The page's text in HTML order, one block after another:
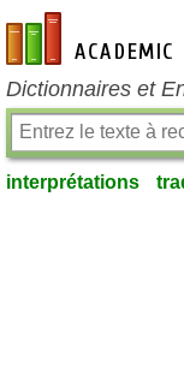
fr-academic.com
Dictionnaires et
interprétations